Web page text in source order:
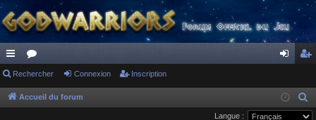
ac
co
or
u ne cri
pti
Rechercher Connexion Inscription
Accueil du forum
e
Langue :